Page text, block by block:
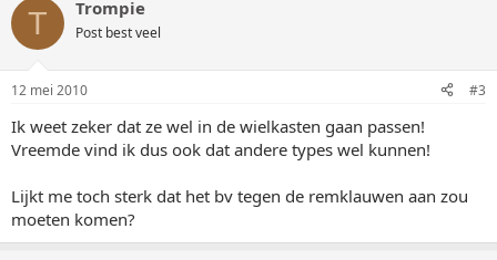
T Trompie
Post best veel
12 mei 2010 #3
Ik weet zeker dat ze wel in de wielkasten gaan passen!
Vreemde vind ik dus ook dat andere types wel kunnen!
Lijkt me toch sterk dat het bv tegen de remklauwen aan zou
moeten komen?